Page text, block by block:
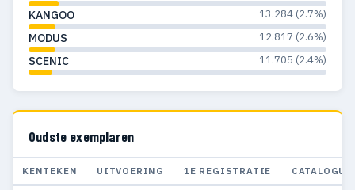
1955 32
1954 23 22
1952 16 16
1950 2 2
KANGOO 13.284 (2.7%)
MODUS 12.817 (2.6%)
SCENIC 11.705 (2.4%)
Oudste exemplaren
KENTEKEN UITVOERING 1E REGISTRATIE